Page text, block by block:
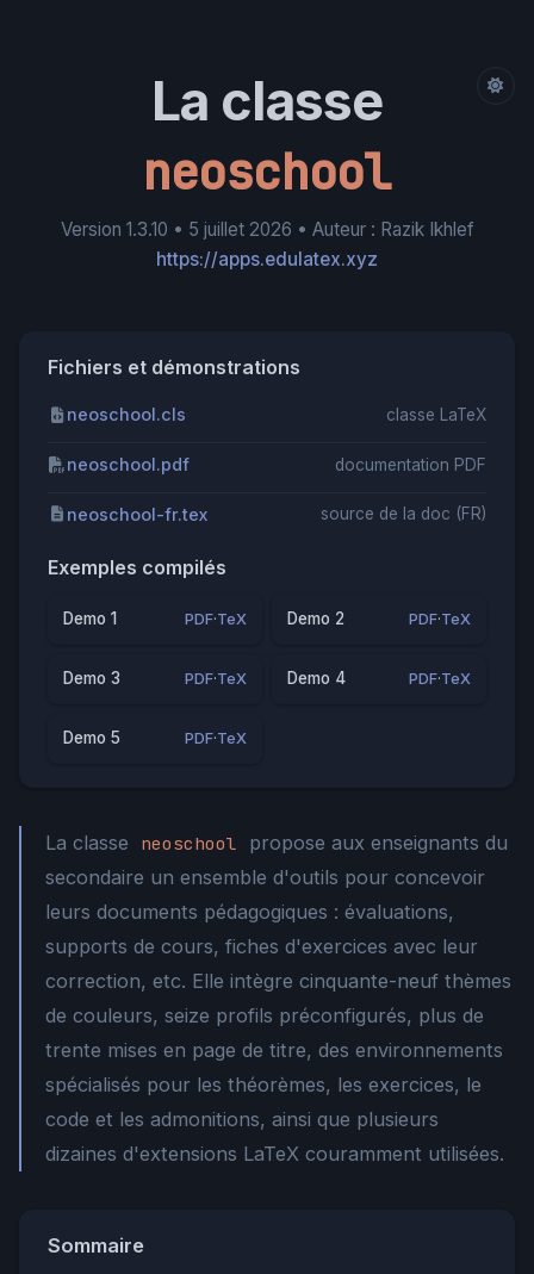
La classe
neoschool
Version 1.3.10 • 5 juillet 2026 • Auteur : Razik Ikhlef
https://apps.edulatex.xyz
Fichiers et démonstrations
neoschool.cls classe LaTeX
neoschool.pdf documentation PDF
neoschool-fr.tex source de la doc (FR)
Exemples compilés
Demo 1 PDF·TeX Demo 2 PDF·TeX
Demo 3 PDF·TeX Demo 4 PDF·TeX
Demo 5 PDF·TeX
La classe neoschool
propose aux enseignants du
secondaire un ensemble d'outils pour concevoir
leurs documents pédagogiques : évaluations,
supports de cours, fiches d'exercices avec leur
correction, etc. Elle intègre cinquante-neuf thèmes
de couleurs, seize profils préconfigurés, plus de
trente mises en page de titre, des environnements
spécialisés pour les théorèmes, les exercices, le
code et les admonitions, ainsi que plusieurs
dizaines d'extensions LaTeX couramment utilisées.
Sommaire